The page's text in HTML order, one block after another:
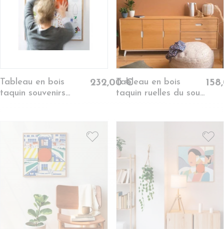
Tableau en bois
taquin souvenirs
232,00 €Tableau en bois
taquin ruelles du souk